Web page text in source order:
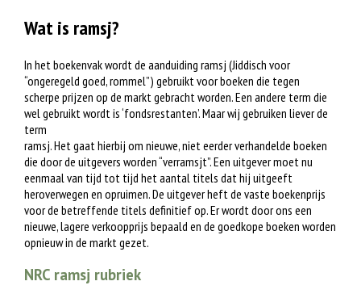
Wat is ramsj?
In het boekenvak wordt de aanduiding ramsj (Jiddisch voor
“ongeregeld goed, rommel”) gebruikt voor boeken die tegen
scherpe prijzen op de markt gebracht worden. Een andere term die
wel gebruikt wordt is ‘fondsrestanten’. Maar wij gebruiken liever de
term
ramsj. Het gaat hierbij om nieuwe, niet eerder verhandelde boeken
die door de uitgevers worden “verramsjt”. Een uitgever moet nu
eenmaal van tijd tot tijd het aantal titels dat hij uitgeeft
heroverwegen en opruimen. De uitgever heft de vaste boekenprijs
voor de betreffende titels definitief op. Er wordt door ons een
nieuwe, lagere verkoopprijs bepaald en de goedkope boeken worden
opnieuw in de markt gezet.
NRC ramsj rubriek